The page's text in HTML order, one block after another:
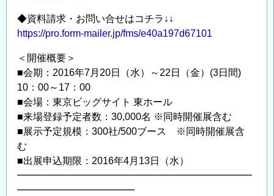
日
（金）
東
京
ビ
ッ
グ
サ
イ
ト】
の
◆資料請求・お問い合せはコチラ↓↓
https://pro.form-mailer.jp/fms/e40a197d67101
＜開催概要＞
■会期：2016年7月20日（水）～22日（金）(3日間)
10：00～17：00
■会場：東京ビッグサイト 東ホール
■来場登録予定者数：30,000名 ※同時開催展含む
■展示予定規模：300社/500ブース ※同時開催展含
む
■出展申込期限：2016年4月13日（水）
━━━━━━━━━━━━━━━━━━━━━━━━
━━━━━━━━━━━━